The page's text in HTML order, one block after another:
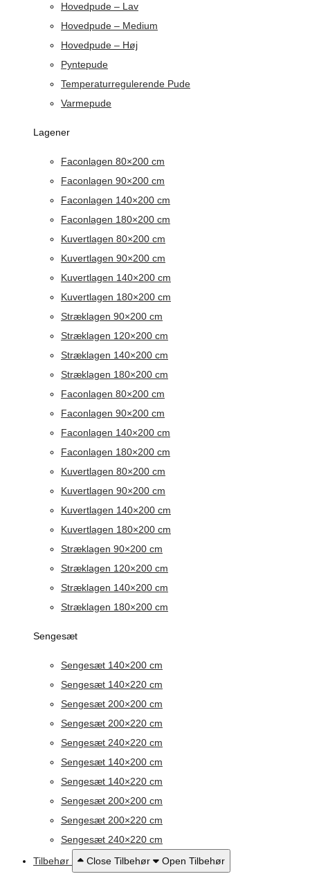
Hovedpude – Lav
Hovedpude – Medium
Hovedpude – Høj
Pyntepude
Temperaturregulerende Pude
Varmepude
Lagener
Faconlagen 80×200 cm
Faconlagen 90×200 cm
Faconlagen 140×200 cm
Faconlagen 180×200 cm
Kuvertlagen 80×200 cm
Kuvertlagen 90×200 cm
Kuvertlagen 140×200 cm
Kuvertlagen 180×200 cm
Stræklagen 90×200 cm
Stræklagen 120×200 cm
Stræklagen 140×200 cm
Stræklagen 180×200 cm
Faconlagen 80×200 cm
Faconlagen 90×200 cm
Faconlagen 140×200 cm
Faconlagen 180×200 cm
Kuvertlagen 80×200 cm
Kuvertlagen 90×200 cm
Kuvertlagen 140×200 cm
Kuvertlagen 180×200 cm
Stræklagen 90×200 cm
Stræklagen 120×200 cm
Stræklagen 140×200 cm
Stræklagen 180×200 cm
Sengesæt
Sengesæt 140×200 cm
Sengesæt 140×220 cm
Sengesæt 200×200 cm
Sengesæt 200×220 cm
Sengesæt 240×220 cm
Sengesæt 140×200 cm
Sengesæt 140×220 cm
Sengesæt 200×200 cm
Sengesæt 200×220 cm
Sengesæt 240×220 cm
Tilbehør
Close Tilbehør Open Tilbehør